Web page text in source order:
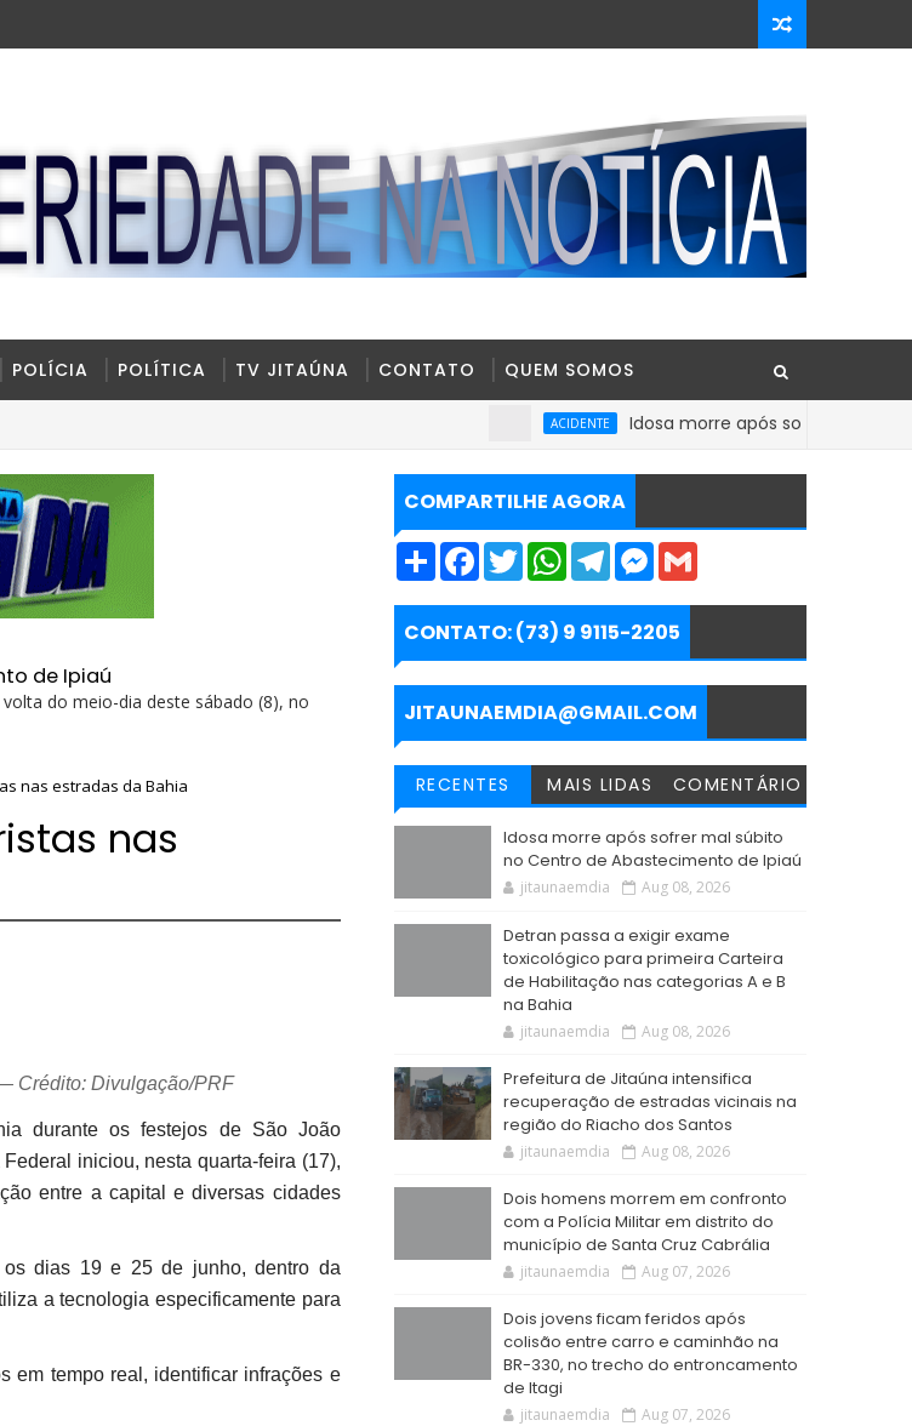
POLÍCIA POLÍTICA TV JITAÚNA CONTATO QUEM SOMOS
Idosa morre após sofrer mal súbito no
do entroncamento de Itagi
de Ipiaú
do meio-dia deste sábado (8), no
nas estradas da Bahia
nas
Crédito: Divulgação/PRF
durante os festejos de São João
iniciou, nesta quarta-feira (17),
entre a capital e diversas cidades
dias 19 e 25 de junho, dentro da
a tecnologia especificamente para
em tempo real, identificar infrações e
COMPARTILHE AGORA
S
r
e
F
e
b
o
k
T
w
t
t
e
r
W
t
s
p
p
T
e
g
a
m
M
s
e
g
e
r
i
CONTATO: (73) 9 9115-2205
JITAUNAEMDIA@GMAIL.COM
RECENTES MAIS LIDAS COMENTÁRIO
Idosa morre após sofrer mal súbito
no Centro de Abastecimento de Ipiaú
jitaunaemdia Aug 08, 2026
Detran passa a exigir exame
toxicológico para primeira Carteira
de Habilitação nas categorias A e B
na Bahia
jitaunaemdia Aug 08, 2026
Prefeitura de Jitaúna intensifica
recuperação de estradas vicinais na
região do Riacho dos Santos
jitaunaemdia Aug 08, 2026
Dois homens morrem em confronto
com a Polícia Militar em distrito do
município de Santa Cruz Cabrália
jitaunaemdia Aug 07, 2026
Dois jovens ficam feridos após
colisão entre carro e caminhão na
BR-330, no trecho do entroncamento
de Itagi
jitaunaemdia Aug 07, 2026